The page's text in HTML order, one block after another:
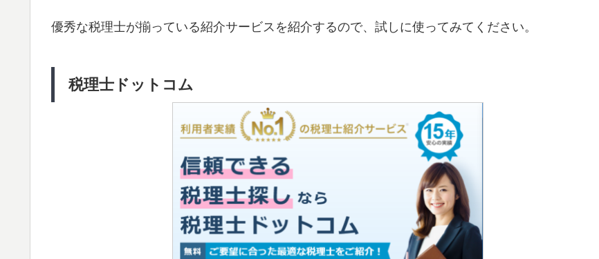
優秀な税理士が揃っている紹介サービスを紹介するので、試しに使ってみてください。
税理士ドットコム